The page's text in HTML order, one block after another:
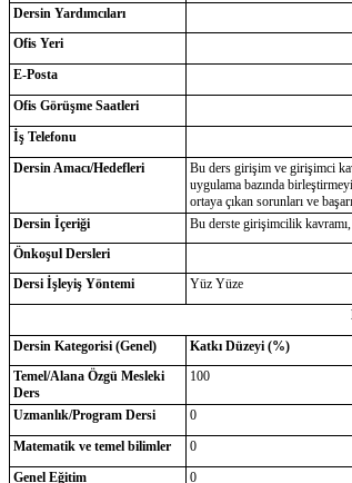
Dersin Yardımcıları
Ofis Yeri
E-Posta
Ofis Görüşme Saatleri
İş Telefonu
Dersin Amacı/Hedefleri
Bu ders girişim ve girişimci
uygulama bazında
ortaya çıkan sorunları ve
Dersin İçeriği
Bu derste girişimcilik
Önkoşul Dersleri
Dersi İşleyiş Yöntemi
Yüz Yüze
Dersin Kategorisi (Genel)
Katkı Düzeyi (%)
Temel/Alana Özgü Mesleki
Ders
100
Uzmanlık/Program Dersi
0
Matematik ve temel bilimler
0
Genel Eğitim
0